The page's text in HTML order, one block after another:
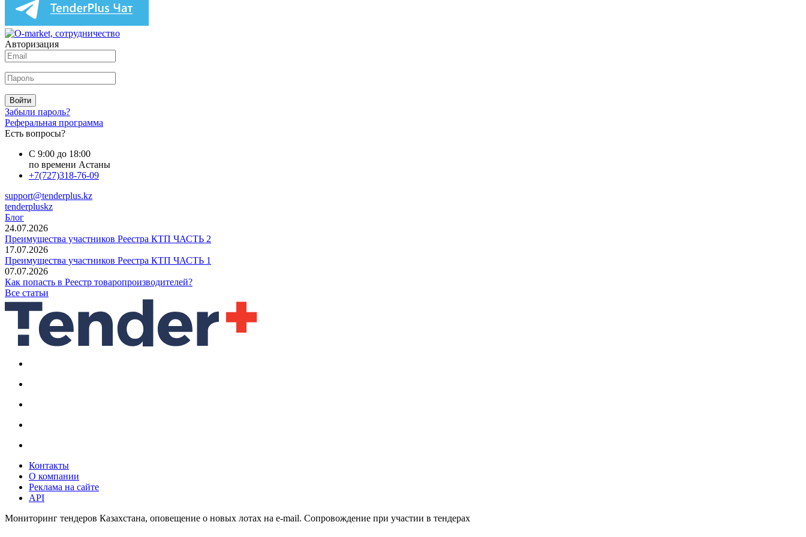
Авторизация
Войти
Забыли пароль?
Реферальная программа
Есть вопросы?
С 9:00 до 18:00
по времени Астаны
+7(727)318-76-09
support@tenderplus.kz
tenderpluskz
Блог
24.07.2026
Преимущества участников Реестра КТП ЧАСТЬ 2
17.07.2026
Преимущества участников Реестра КТП ЧАСТЬ 1
07.07.2026
Как попасть в Реестр товаропроизводителей?
Все статьи
Контакты
О компании
Реклама на сайте
API
Мониторинг тендеров Казахстана, оповещение о новых лотах на e-mail. Сопровождение при участии в тендерах